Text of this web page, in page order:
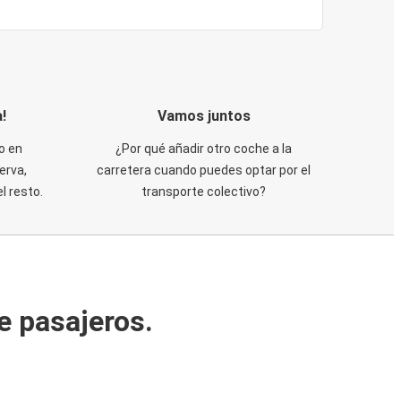
en
resto.
Vamos juntos
¿Por qué añadir otro coche a la
carretera cuando puedes optar por el
transporte colectivo?
pasajeros.